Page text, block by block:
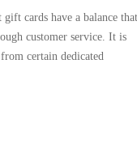
gift cards have a balance that
customer service. It is
certain dedicated